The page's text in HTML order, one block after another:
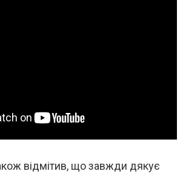
відмітив, що завжди дякує